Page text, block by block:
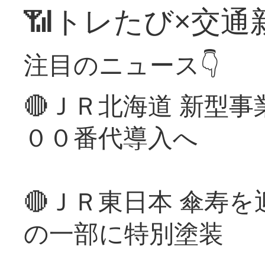
📶トレたび×交通
注目のニュース👇
🔴ＪＲ北海道 新型
００番代導入へ
🔴ＪＲ東日本 傘寿
の一部に特別塗装